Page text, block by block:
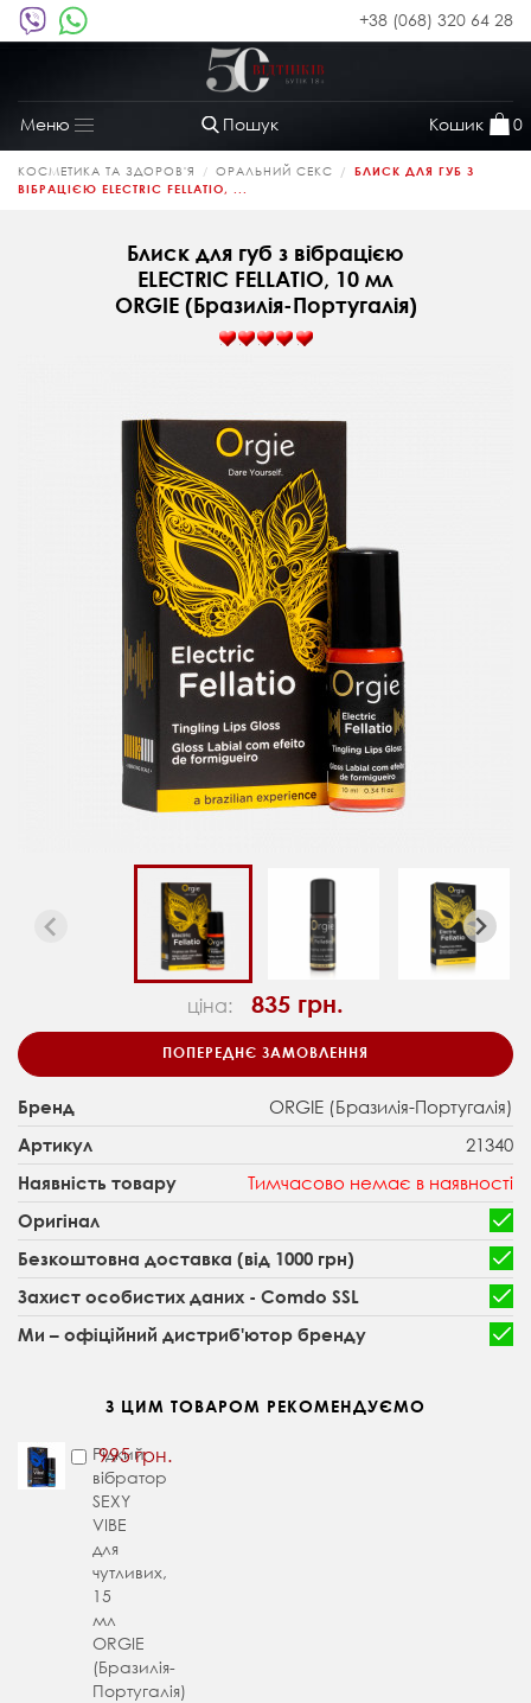
+38 (068) 320 64 28
Пошук Кошик 0
Меню
Toggle
navigation
КОСМЕТИКА ТА ЗДОРОВ'Я ОРАЛЬНИЙ СЕКС
БЛИСК ДЛЯ ГУБ З
ВІБРАЦІЄЮ ELECTRIC FELLATIO, ...
Блиск для губ з вібрацією
ELECTRIC FELLATIO, 10 мл
ORGIE (Бразилія-Португалія)
ціна: 835 грн.
ПОПЕРЕДНЄ ЗАМОВЛЕННЯ
Бренд ORGIE (Бразилія-Португалія)
Артикул 21340
Наявність товару Тимчасово немає в наявності
Оригінал
Безкоштовна доставка (від 1000 грн)
Захист особистих даних - Comdo SSL
Ми – офіційний дистриб'ютор бренду
З ЦИМ ТОВАРОМ РЕКОМЕНДУЄМО
Рідкий
вібратор
SEXY
VIBE
для
чутливих,
15
мл
ORGIE
(Бразилія-
Португалія)
995 грн.